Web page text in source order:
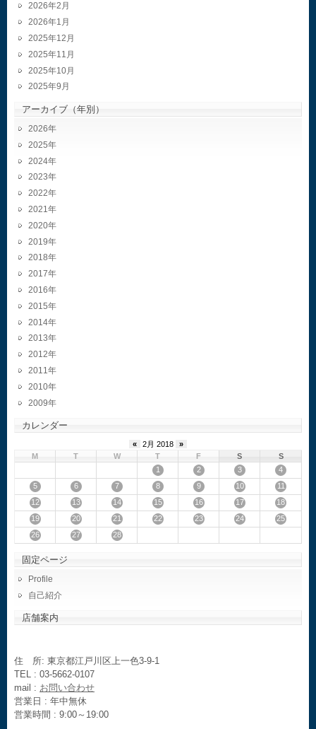
2026年2月
2026年1月
2025年12月
2025年11月
2025年10月
2025年9月
アーカイブ（年別）
2026
2025
2024
2023
2022
2021
2020
2019
2018
2017
2016
2015
2014
2013
2012
2011
2010
2009
カレンダー
« 2月 2018
»
M
T W T F S
S
1
2 3
4
5
6 7 8 9 10
11
12
13 14 15 16 17
18
19
20 21 22 23 24
25
26
27 28
固定ページ
Profile
自己紹介
店舗案内
住 所: 東京都江戸川区上一色3-9-1
TEL : 03-5662-0107
mail : お問い合わせ
営業日 : 年中無休
営業時間 : 9:00～19:00